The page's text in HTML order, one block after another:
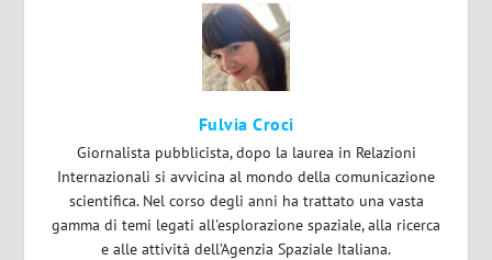
Fulvia Croci
Giornalista pubblicista, dopo la laurea in Relazioni
Internazionali si avvicina al mondo della comunicazione
scientifica. Nel corso degli anni ha trattato una vasta
gamma di temi legati all'esplorazione spaziale, alla ricerca
e alle attività dell’Agenzia Spaziale Italiana.